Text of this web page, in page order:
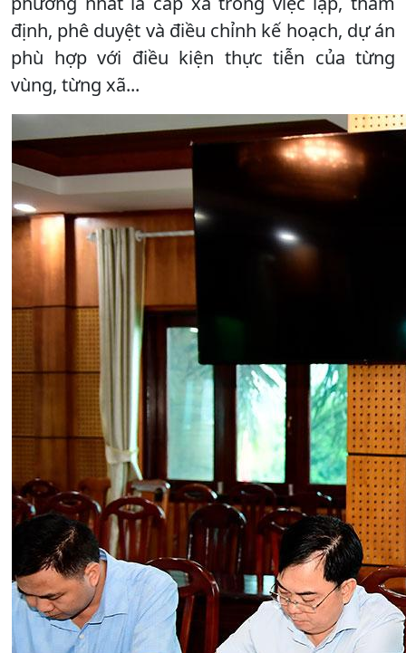
định, phê duyệt và điều chỉnh kế hoạch, dự án
phù hợp với điều kiện thực tiễn của từng
vùng, từng xã...